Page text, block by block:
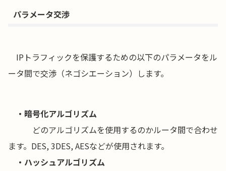
パラメータ交渉
IPトラフィックを保護するための以下のパラメータをル
ータ間で交渉（ネゴシエーション）します。
・暗号化アルゴリズム
どのアルゴリズムを使用するのかルータ間で合わせ
ます。DES, 3DES, AESなどが使用されます。
・ハッシュアルゴリズム